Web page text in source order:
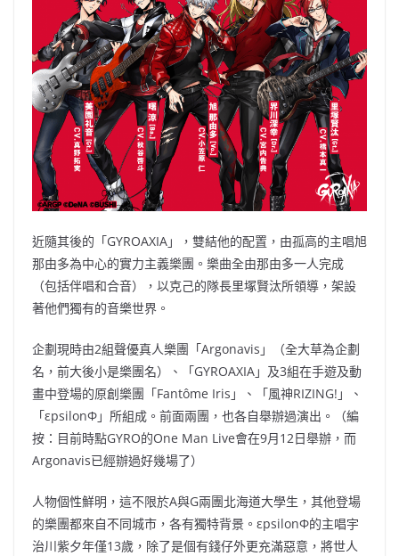
近隨其後的「GYROAXIA」，雙結他的配置，由孤高的主唱旭
那由多為中心的實力主義樂團。樂曲全由那由多一人完成
（包括伴唱和合音），以克己的隊長里塚賢汰所領導，架設
著他們獨有的音樂世界。
企劃現時由2組聲優真人樂團「Argonavis」（全大草為企劃
名，前大後小是樂團名）、「GYROAXIA」及3組在手遊及動
畫中登場的原創樂團「Fantôme Iris」、「風神RIZING!」、
「εpsilonΦ」所組成。前面兩團，也各自舉辦過演出。（編
按：目前時點GYRO的One Man Live會在9月12日舉辦，而
Argonavis已經辦過好幾場了）
人物個性鮮明，這不限於A與G兩團北海道大學生，其他登場
的樂團都來自不同城市，各有獨特背景。εpsilonΦ的主唱宇
治川紫夕年僅13歲，除了是個有錢仔外更充滿惡意，將世人